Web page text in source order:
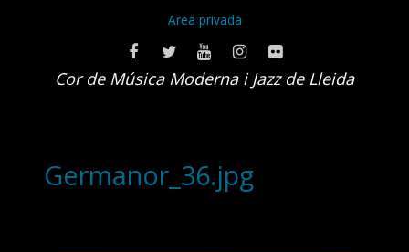
Area privada
Cor de Música Moderna i Jazz de Lleida
Germanor_36.jpg